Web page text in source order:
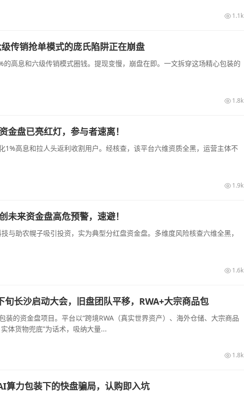
1.1k
传销抢单模式的庞氏陷阱正在崩盘
高息和六级传销模式圈钱。提现变慢，崩盘在即。一文拆穿这场精心包装的
1.8k
金盘已亮红灯，参与者速离！
1%高息和拉人头返利收割用户。经核查，该平台六维资质全黑，运营主体不
1.9k
未来资金盘高危预警，速避！
与助农幌子吸引投资，实为典型分红盘资金盘。多维度风险核查六维全黑，
1.6k
长沙启动大会，旧盘团队平移，RWA+大宗商品包
的资金盘项目。平台以“跨境RWA（真实世界资产）、海外仓储、大宗商品
体货物兜底”为话术，吸纳大量...
1.8k
力包装下的快盘骗局，认购即入坑